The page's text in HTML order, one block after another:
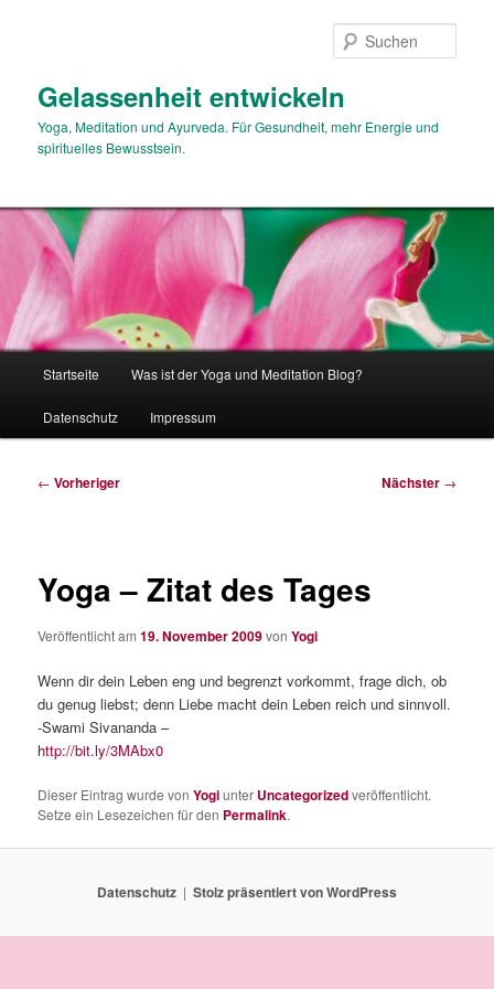
Gelassenheit entwickeln
Yoga, Meditation und Ayurveda. Für Gesundheit, mehr Energie und
spirituelles Bewusstsein.
Startseite Was ist der Yoga und Meditation Blog?
Datenschutz Impressum
Beitragsnavigation
← Vorheriger Nächster →
Yoga – Zitat des Tages
Veröffentlicht am19. November 2009vonYogi
Wenn dir dein Leben eng und begrenzt vorkommt, frage dich, ob
du genug liebst; denn Liebe macht dein Leben reich und sinnvoll.
-Swami Sivananda –
http://bit.ly/3MAbx0
Dieser Eintrag wurde vonYogiunter Uncategorizedveröffentlicht.
Setze ein Lesezeichen für den Permalink.
Datenschutz Stolz präsentiert von WordPress